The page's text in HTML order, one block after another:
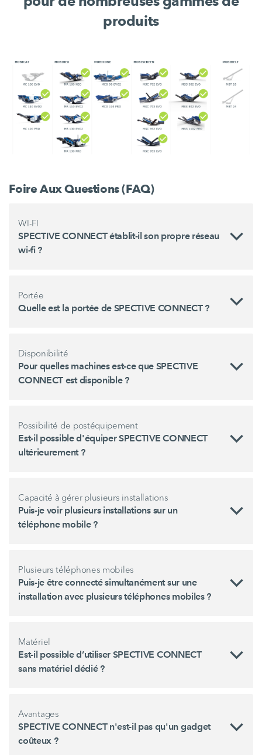
produits
Foire Aux Questions (FAQ)
WI-FI
SPECTIVE CONNECT établit-il son propre réseau
wi-fi ?
Portée
Quelle est la portée de SPECTIVE CONNECT ?
Disponibilité
Pour quelles machines est-ce que SPECTIVE
CONNECT est disponible ?
Possibilité de postéquipement
Est-il possible d'équiper SPECTIVE CONNECT
ultérieurement ?
Capacité à gérer plusieurs installations
Puis-je voir plusieurs installations sur un
téléphone mobile ?
Plusieurs téléphones mobiles
Puis-je être connecté simultanément sur une
installation avec plusieurs téléphones mobiles ?
Matériel
Est-il possible d’utiliser SPECTIVE CONNECT
sans matériel dédié ?
Avantages
SPECTIVE CONNECT n'est-il pas qu'un gadget
coûteux ?